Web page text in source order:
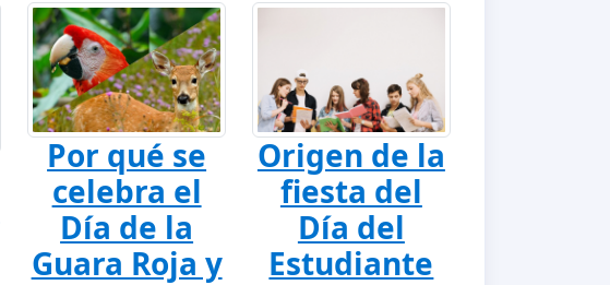
Por qué se
celebra el
Día de la
Guara Roja y
Origen de la
fiesta del
Día del
Estudiante